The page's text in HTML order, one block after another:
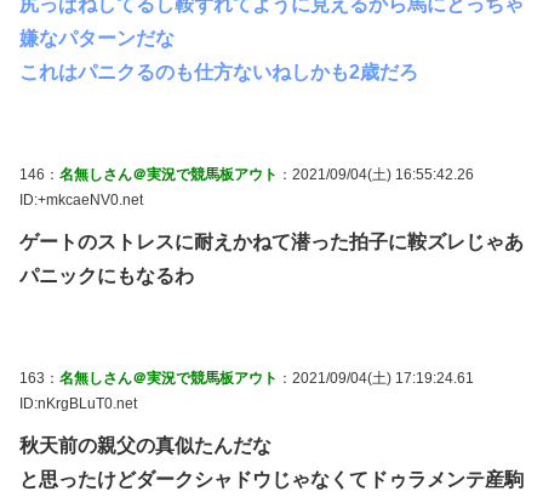
尻っぱねしてるし鞍ずれてように見えるから馬にとっちゃ
嫌なパターンだな
これはパニクるのも仕方ないねしかも2歳だろ
146： 名無しさん＠実況で競馬板アウト ：2021/09/04(土) 16:55:42.26
ID:+mkcaeNV0.net
ゲートのストレスに耐えかねて潜った拍子に鞍ズレじゃあ
パニックにもなるわ
163： 名無しさん＠実況で競馬板アウト ：2021/09/04(土) 17:19:24.61
ID:nKrgBLuT0.net
秋天前の親父の真似たんだな
と思ったけどダークシャドウじゃなくてドゥラメンテ産駒